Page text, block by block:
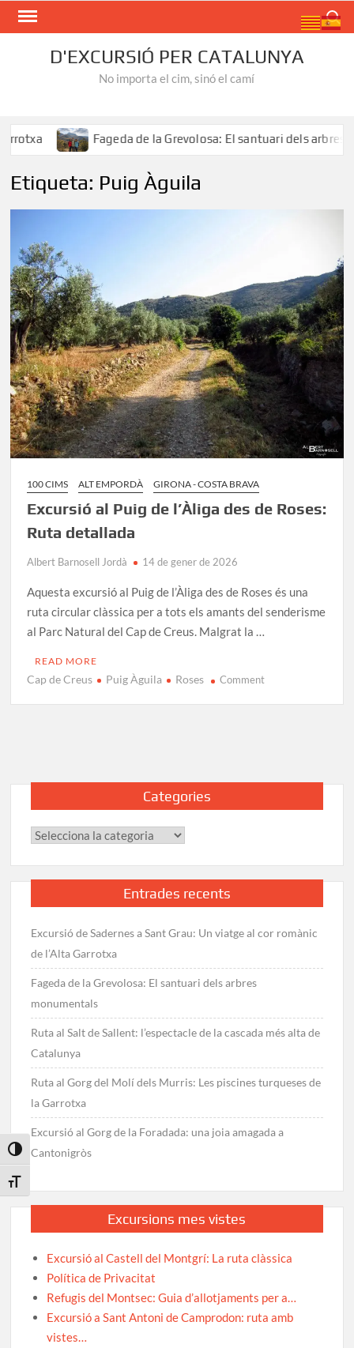
Toggle High Contrast
Toggle Font size
Skip
D'EXCURSIÓ PER CATALUNYA
No importa el cim, sinó el camí
Fageda de la Grevolosa: El santuari dels arbres
Etiqueta: Puig Àguila
100 CIMS ALT EMPORDÀ GIRONA - COSTA BRAVA
Excursió al Puig de l’Àliga des de Roses:
Ruta detallada
Albert Barnosell Jordà 14 de gener de 2026
Aquesta excursió al Puig de l’Àliga des de Roses és una
ruta circular clàssica per a tots els amants del senderisme
al Parc Natural del Cap de Creus. Malgrat la …
READ MORE
Cap de Creus Puig Àguila Roses Commenton
des
Categories
Categories
Entrades recents
Excursió de Sadernes a Sant Grau: Un viatge al cor romànic
de l’Alta Garrotxa
Fageda de la Grevolosa: El santuari dels arbres
monumentals
Ruta al Salt de Sallent: l’espectacle de la cascada més alta de
Catalunya
Ruta al Gorg del Molí dels Murris: Les piscines turqueses de
la Garrotxa
Excursió al Gorg de la Foradada: una joia amagada a
Cantonigròs
Excursions mes vistes
Excursió al Castell del Montgrí: La ruta clàssica
Política de Privacitat
Refugis del Montsec: Guia d’allotjaments per a…
Excursió a Sant Antoni de Camprodon: ruta amb
vistes…